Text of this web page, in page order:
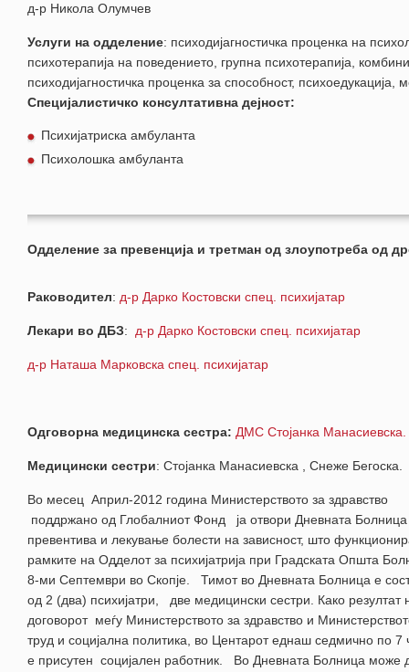
д-р Никола Олумчев
Услуги на одделение: психодијагностичка проценка на
психотерапија на поведението, групна психотерапија,
психодијагностичка проценка за способност,
Специјалистичко консултативна дејност:
Психијатриска амбуланта
Психолошка амбуланта
Одделение за превенција и третман од злоупотреба од
Раководител: д-р Дарко Костовски спец. психијатар
Лекари во ДБЗ: д-р Дарко Костовски спец. психијатар
д-р Наташа Марковска спец. психијатар
Одговорна медицинска сестра: ДМС Стојанка Манасиевска.
Медицински сестри: Стојанка Манасиевска , Снеже Бегоска.
Во месец Април-2012 година Министерството за здравство
поддржано од Глобалниот Фонд ја отвори Дневната Болница
превентива и лекување болести на зависност, што
рамките на Одделот за психијатрија при Градската Општа
8-ми Септември во Скопје. Тимот во Дневната Болница е
од 2 (два) психијатри, две медицински сестри. Како резултат
договорот меѓу Министерството за здравство и
труд и социјална политика, во Центарот еднаш седмично по 7
е присутен социјален работник. Во Дневната Болница може